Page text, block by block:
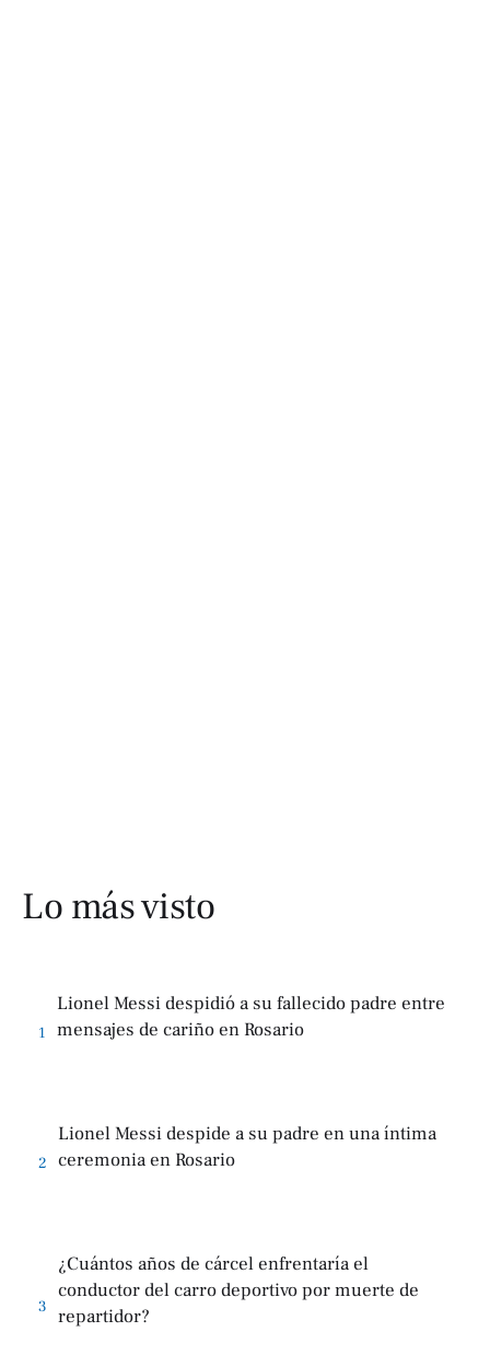
Lo más visto
1
Lionel Messi despidió a su fallecido padre entre
mensajes de cariño en Rosario
2
Lionel Messi despide a su padre en una íntima
ceremonia en Rosario
3
¿Cuántos años de cárcel enfrentaría el
conductor del carro deportivo por muerte de
repartidor?